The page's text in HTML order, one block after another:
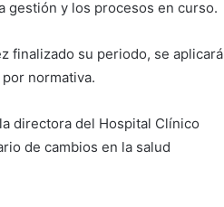
gestión y los procesos en curso.
finalizado su periodo, se aplicará
normativa.
directora del Hospital Clínico
de cambios en la salud